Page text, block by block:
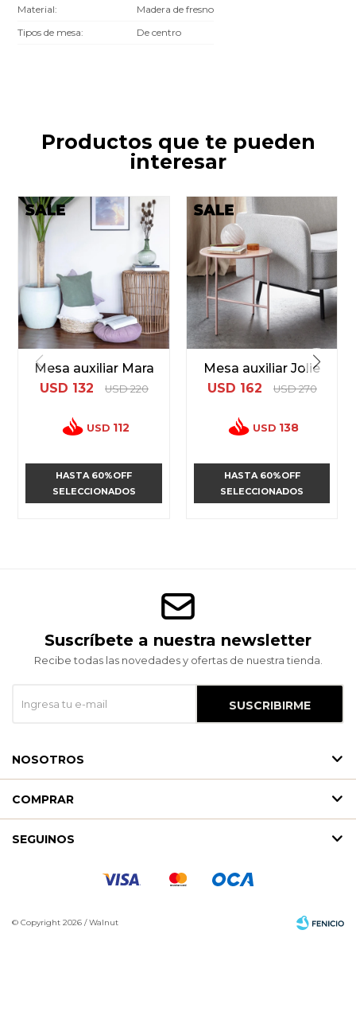
Material
Madera de fresno
Tipos de mesa
De centro
Productos que te pueden
interesar
Mesa auxiliar Mara
USD 132 USD 220
USD 112
HASTA 60%OFF
SELECCIONADOS
Mesa auxiliar Jolie
USD 162 USD 270
USD 138
HASTA 60%OFF
SELECCIONADOS
Suscríbete a nuestra newsletter
Recibe todas las novedades y ofertas de nuestra tienda.
SUSCRIBIRME
NOSOTROS
COMPRAR
SEGUINOS
© Copyright 2026 / Walnut